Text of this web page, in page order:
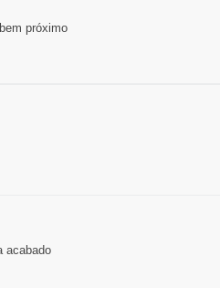
próximo
acabado